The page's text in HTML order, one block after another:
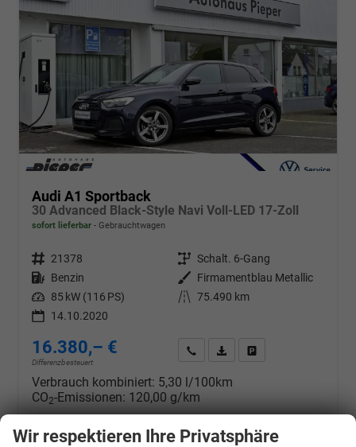
Audi A1 Sportback
30 Advanced Black-Style Navi Voll-LED 17-Zoll
sofort lieferbar Gebrauchtwagen
Fahrzeugnr. 21378 Getriebe Schalt. 6-Gang
Kraftstoff Benzin Außenfarbe
Firmamentblau Metallic
Leistung 85 kW (116 PS) Kilometerstand 75.490 km
14.10.2020
16.380,– €
Differenzbesteuert
Wir rufen Sie anPDF-Datei, Fahrzeugexposé
Verbrauch kombiniert: 5,30 l/100km
CO2-Emissionen: 120,00 g/km
Schnellsuche
Wir respektieren Ihre Privatsphäre